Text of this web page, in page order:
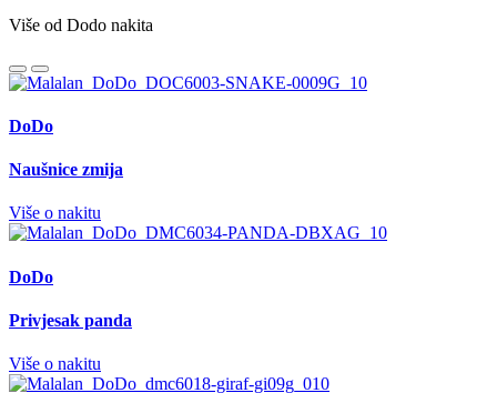
Više od Dodo nakita
DoDo
Naušnice zmija
Više o nakitu
DoDo
Privjesak panda
Više o nakitu